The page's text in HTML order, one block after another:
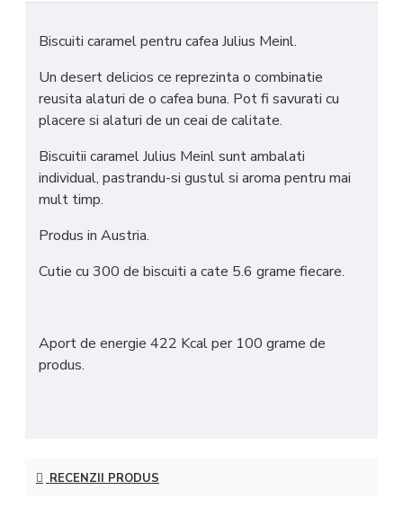
Biscuiti caramel pentru cafea Julius Meinl.
Un desert delicios ce reprezinta o combinatie
reusita alaturi de o cafea buna. Pot fi savurati cu
placere si alaturi de un ceai de calitate.
Biscuitii caramel Julius Meinl sunt ambalati
individual, pastrandu-si gustul si aroma pentru mai
mult timp.
Produs in Austria.
Cutie cu 300 de biscuiti a cate 5.6 grame fiecare.
Aport de energie 422 Kcal per 100 grame de
produs.
RECENZII PRODUS